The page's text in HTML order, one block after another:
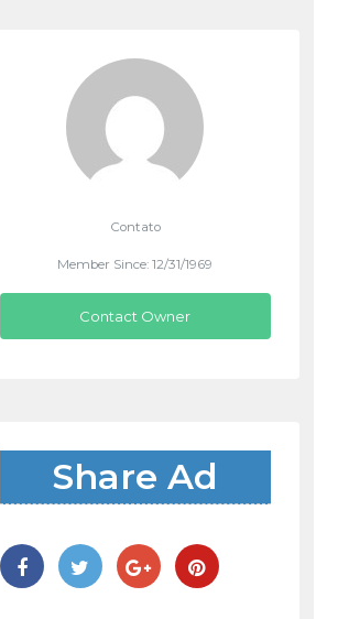
Contato
Member Since: 12/31/1969
Contact Owner
Share Ad